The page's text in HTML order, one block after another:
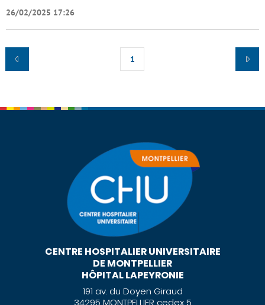
26/02/2025 17:26
1
CENTRE HOSPITALIER UNIVERSITAIRE
DE MONTPELLIER
HÔPITAL LAPEYRONIE
191 av. du Doyen Giraud
34295 MONTPELLIER cedex 5